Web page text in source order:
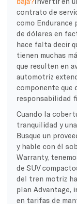
contrato de
como Endurance
de dólares en
hace falta decir
tienen muchas
que resulten en
automotriz
componente que
responsabilidad
Cuando la
tranquilidad y
Busque un
y hable con él
Warranty,
de SUV
del tren motriz
plan Advantage,
en tarifas de